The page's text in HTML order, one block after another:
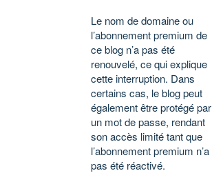
Le nom de domaine ou
l’abonnement premium de
ce blog n’a pas été
renouvelé, ce qui explique
cette interruption. Dans
certains cas, le blog peut
également être protégé par
un mot de passe, rendant
son accès limité tant que
l’abonnement premium n’a
pas été réactivé.